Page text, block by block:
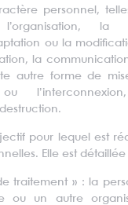
personnel,
l’organisation, la
ou la
la
autre forme de
ou
pour lequel est
Elle est détaillée
traitement » : la
ou un autre